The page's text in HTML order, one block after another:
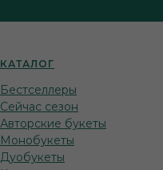
КАТАЛОГ
Бестселлеры
Сейчас сезон
Авторские букеты
Монобукеты
Дуобукеты